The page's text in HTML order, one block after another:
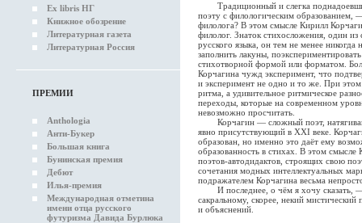
Ex libris НГ
Книжное обозрение
Литературная газета
Литературная Россия
ПРЕМИИ
Anthologia
Анти-Букер
Большая книга
Бунинская премия
Дебют
Илья-премия
Международная отметина
имени отца русского
футуризма Давида Бурлюка
Традиционный и слегка
поэту с филологическим образованием,
филолога? В этом смысле Кирилл
филолог. Знаток стихосложения, один из
русского языка, он тем не менее никогда
заполнить лакуны,
стихотворной формой или форматом.
Корчагина чужд эксперимент, что
и эксперимент не одно и то же. При
ритма, а удивительное ритмическое
переходы, которые на современном
невозможно просчитать.
Корчагин — сложный поэт,
явно присутствующий в XXI веке.
образован, но именно это даёт ему
образованность в стихах. В этом
поэтов-автодидактов, строящих свою
сочетания модных интеллектуальных
подражателем Корчагина весьма
И последнее, о чём я хочу сказать, —
сакральному, скорее, некий
и объяснений.